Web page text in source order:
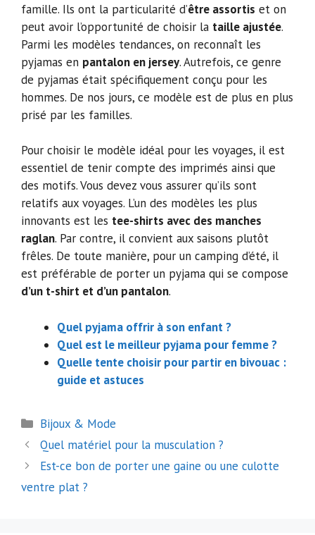
famille. Ils ont la particularité d’être assortis et on
peut avoir l’opportunité de choisir la taille ajustée.
Parmi les modèles tendances, on reconnaît les
pyjamas en pantalon en jersey. Autrefois, ce genre
de pyjamas était spécifiquement conçu pour les
hommes. De nos jours, ce modèle est de plus en plus
prisé par les familles.
Pour choisir le modèle idéal pour les voyages, il est
essentiel de tenir compte des imprimés ainsi que
des motifs. Vous devez vous assurer qu’ils sont
relatifs aux voyages. L’un des modèles les plus
innovants est les tee-shirts avec des manches
raglan. Par contre, il convient aux saisons plutôt
frêles. De toute manière, pour un camping d’été, il
est préférable de porter un pyjama qui se compose
d’un t-shirt et d’un pantalon.
Quel pyjama offrir à son enfant ?
Quel est le meilleur pyjama pour femme ?
Quelle tente choisir pour partir en bivouac :
guide et astuces
Catégories
Bijoux & Mode
Navigation
des
Quel matériel pour la musculation ?
Est-ce bon de porter une gaine ou une culotte
ventre plat ?